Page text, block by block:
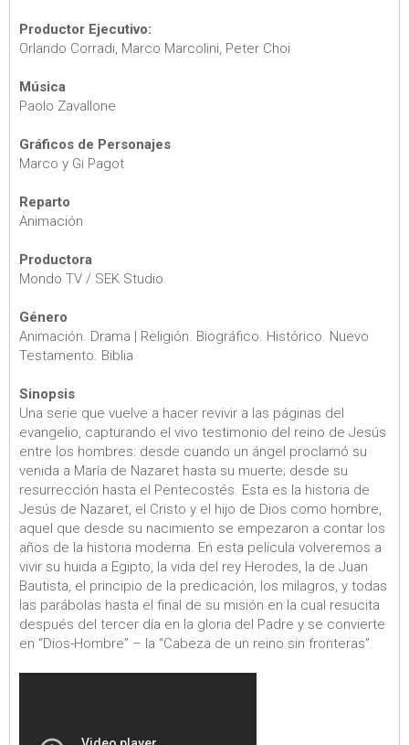
Productor Ejecutivo:
Orlando Corradi, Marco Marcolini, Peter Choi
Música
Paolo Zavallone
Gráficos de Personajes
Marco y Gi Pagot
Reparto
Animación
Productora
Mondo TV / SEK Studio
Género
Animación. Drama | Religión. Biográfico. Histórico. Nuevo
Testamento. Biblia
Sinopsis
Una serie que vuelve a hacer revivir a las páginas del
evangelio, capturando el vivo testimonio del reino de Jesús
entre los hombres: desde cuando un ángel proclamó su
venida a María de Nazaret hasta su muerte; desde su
resurrección hasta el Pentecostés. Esta es la historia de
Jesús de Nazaret, el Cristo y el hijo de Dios como hombre,
aquel que desde su nacimiento se empezaron a contar los
años de la historia moderna. En esta película volveremos a
vivir su huida a Egipto, la vida del rey Herodes, la de Juan
Bautista, el principio de la predicación, los milagros, y todas
las parábolas hasta el final de su misión en la cual resucita
después del tercer día en la gloria del Padre y se convierte
en “Dios-Hombre” – la “Cabeza de un reino sin fronteras”.